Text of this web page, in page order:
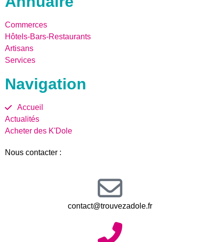
Commerces
Hôtels-Bars-Restaurants
Artisans
Services
Navigation
Accueil
Actualités
Acheter des K'Dole
Nous contacter :
contact@trouvezadole.fr